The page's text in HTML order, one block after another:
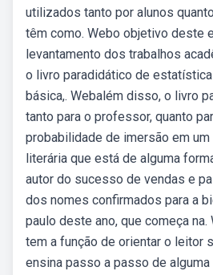
utilizados tanto por alunos
têm como. Webo objetivo deste
levantamento dos trabalhos
o livro paradidático de
básica,. Webalém disso, o livro
tanto para o professor, quanto
probabilidade de imersão em
literária que está de alguma
autor do sucesso de vendas e
dos nomes confirmados para a
paulo deste ano, que começa
tem a função de orientar o leitor
ensina passo a passo de